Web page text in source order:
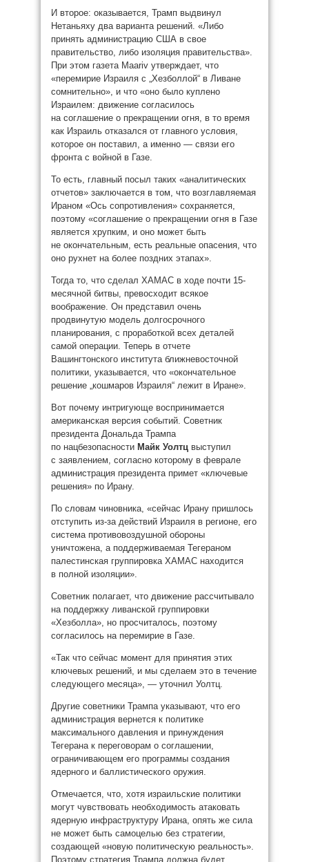
И второе: оказывается, Трамп выдвинул
Нетаньяху два варианта решений. «Либо
принять администрацию США в свое
правительство, либо изоляция правительства».
При этом газета Maariv утверждает, что
«перемирие Израиля с „Хезболлой“ в Ливане
сомнительно», и что «оно было куплено
Израилем: движение согласилось
на соглашение о прекращении огня, в то время
как Израиль отказался от главного условия,
которое он поставил, а именно — связи его
фронта с войной в Газе.
То есть, главный посыл таких «аналитических
отчетов» заключается в том, что возглавляемая
Ираном «Ось сопротивления» сохраняется,
поэтому «соглашение о прекращении огня в Газе
является хрупким, и оно может быть
не окончательным, есть реальные опасения, что
оно рухнет на более поздних этапах».
Тогда то, что сделал ХАМАС в ходе почти 15-
месячной битвы, превосходит всякое
воображение. Он представил очень
продвинутую модель долгосрочного
планирования, с проработкой всех деталей
самой операции. Теперь в отчете
Вашингтонского института ближневосточной
политики, указывается, что «окончательное
решение „кошмаров Израиля“ лежит в Иране».
Вот почему интригующе воспринимается
американская версия событий. Советник
президента Дональда Трампа
по нацбезопасности Майк Уолтц выступил
с заявлением, согласно которому в феврале
администрация президента примет «ключевые
решения» по Ирану.
По словам чиновника, «сейчас Ирану пришлось
отступить из-за действий Израиля в регионе, его
система противовоздушной обороны
уничтожена, а поддерживаемая Тегераном
палестинская группировка ХАМАС находится
в полной изоляции».
Советник полагает, что движение рассчитывало
на поддержку ливанской группировки
«Хезболла», но просчиталось, поэтому
согласилось на перемирие в Газе.
«Так что сейчас момент для принятия этих
ключевых решений, и мы сделаем это в течение
следующего месяца», — уточнил Уолтц.
Другие советники Трампа указывают, что его
администрация вернется к политике
максимального давления и принуждения
Тегерана к переговорам о соглашении,
ограничивающем его программы создания
ядерного и баллистического оружия.
Отмечается, что, хотя израильские политики
могут чувствовать необходимость атаковать
ядерную инфраструктуру Ирана, опять же сила
не может быть самоцелью без стратегии,
создающей «новую политическую реальность».
Поэтому стратегия Трампа должна будет